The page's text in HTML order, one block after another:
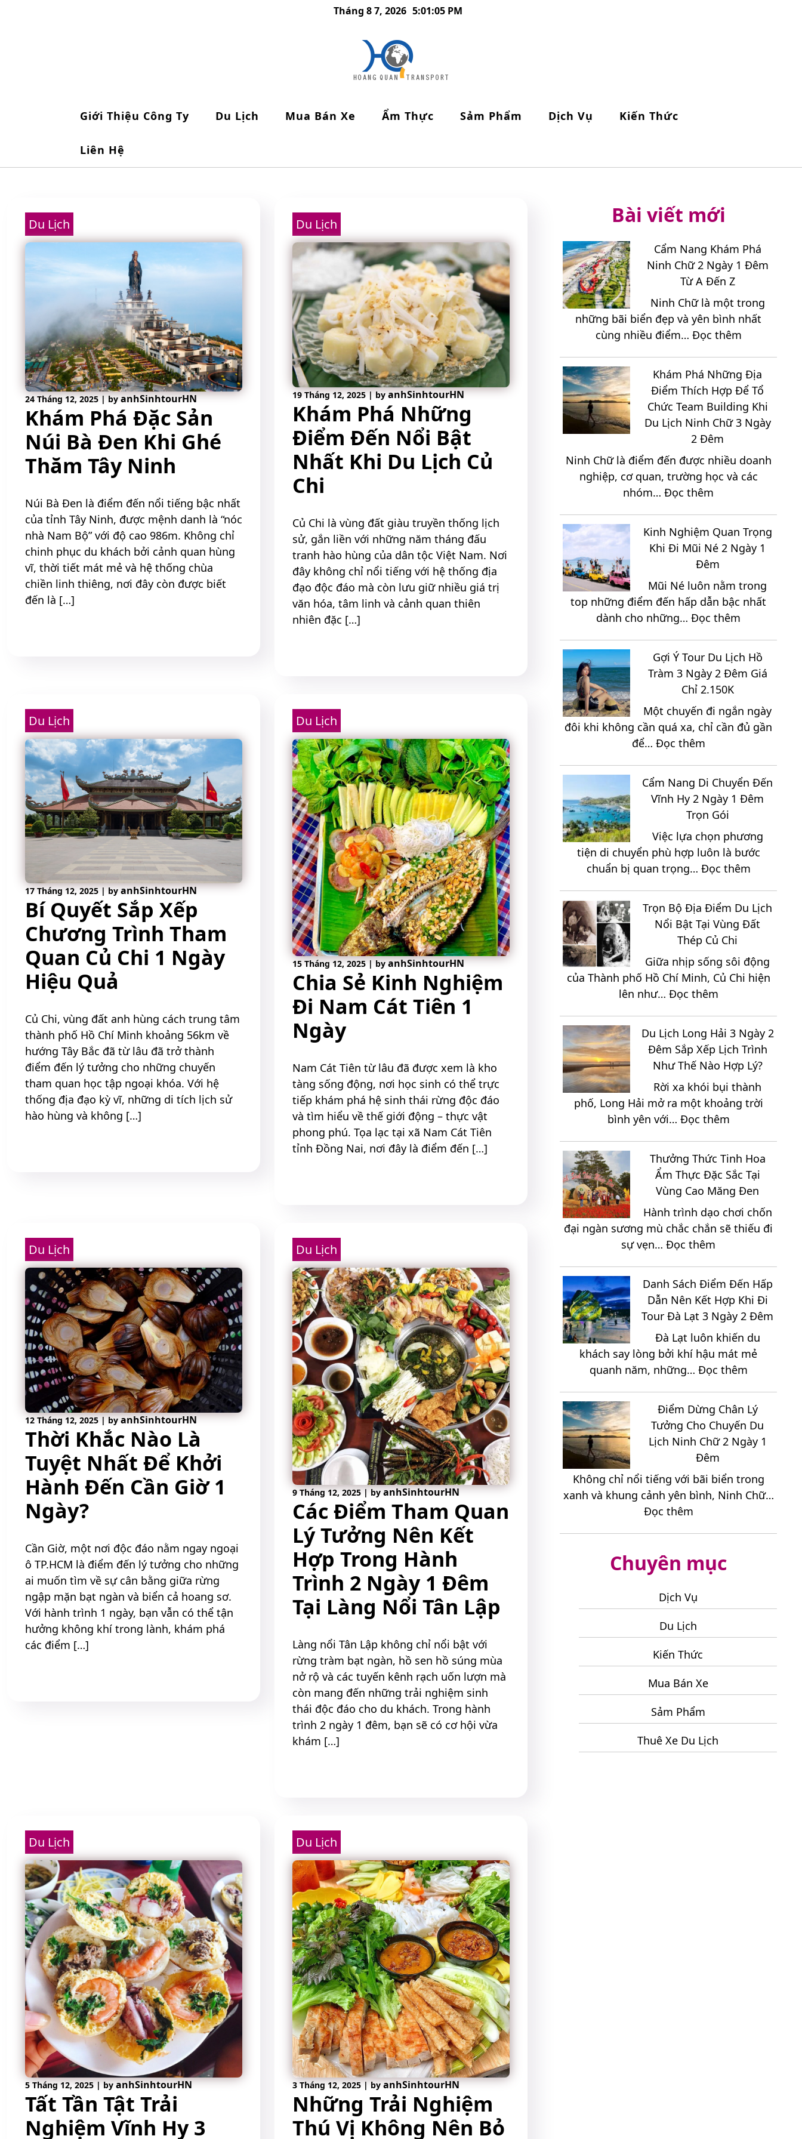
Tháng 8 7, 2026 5:01:06 PM
Giới Thiệu Công Ty Du Lịch Mua Bán Xe Ẩm Thực Sảm Phẩm Dịch Vụ Kiến Thức
Liên Hệ
Du Lịch
24 Tháng 12, 2025 | byanhSinhtourHN
Khám Phá Đặc Sản
Núi Bà Đen Khi Ghé
Thăm Tây Ninh
Núi Bà Đen là điểm đến nổi tiếng bậc nhất
của tỉnh Tây Ninh, được mệnh danh là “nóc
nhà Nam Bộ” với độ cao 986m. Không chỉ
chinh phục du khách bởi cảnh quan hùng
vĩ, thời tiết mát mẻ và hệ thống chùa
chiền linh thiêng, nơi đây còn được biết
đến là […]
Du Lịch
19 Tháng 12, 2025 | byanhSinhtourHN
Khám Phá Những
Điểm Đến Nổi Bật
Nhất Khi Du Lịch Củ
Chi
Củ Chi là vùng đất giàu truyền thống lịch
sử, gắn liền với những năm tháng đấu
tranh hào hùng của dân tộc Việt Nam. Nơi
đây không chỉ nổi tiếng với hệ thống địa
đạo độc đáo mà còn lưu giữ nhiều giá trị
văn hóa, tâm linh và cảnh quan thiên
nhiên đặc […]
Du Lịch
17 Tháng 12, 2025 | byanhSinhtourHN
Bí Quyết Sắp Xếp
Chương Trình Tham
Quan Củ Chi 1 Ngày
Hiệu Quả
Củ Chi, vùng đất anh hùng cách trung tâm
thành phố Hồ Chí Minh khoảng 56km về
hướng Tây Bắc đã từ lâu đã trở thành
điểm đến lý tưởng cho những chuyến
tham quan học tập ngoại khóa. Với hệ
thống địa đạo kỳ vĩ, những di tích lịch sử
hào hùng và không […]
Du Lịch
15 Tháng 12, 2025 | byanhSinhtourHN
Chia Sẻ Kinh Nghiệm
Đi Nam Cát Tiên 1
Ngày
Nam Cát Tiên từ lâu đã được xem là kho
tàng sống động, nơi học sinh có thể trực
tiếp khám phá hệ sinh thái rừng độc đáo
và tìm hiểu về thế giới động – thực vật
phong phú. Tọa lạc tại xã Nam Cát Tiên
tỉnh Đồng Nai, nơi đây là điểm đến […]
Du Lịch
12 Tháng 12, 2025 | byanhSinhtourHN
Thời Khắc Nào Là
Tuyệt Nhất Để Khởi
Hành Đến Cần Giờ 1
Ngày?
Cần Giờ, một nơi độc đáo nằm ngay ngoại
ô TP.HCM là điểm đến lý tưởng cho những
ai muốn tìm về sự cân bằng giữa rừng
ngập mặn bạt ngàn và biển cả hoang sơ.
Với hành trình 1 ngày, bạn vẫn có thể tận
hưởng không khí trong lành, khám phá
các điểm […]
Du Lịch
9 Tháng 12, 2025 | byanhSinhtourHN
Các Điểm Tham Quan
Lý Tưởng Nên Kết
Hợp Trong Hành
Trình 2 Ngày 1 Đêm
Tại Làng Nổi Tân Lập
Làng nổi Tân Lập không chỉ nổi bật với
rừng tràm bạt ngàn, hồ sen hồ súng mùa
nở rộ và các tuyến kênh rạch uốn lượn mà
còn mang đến những trải nghiệm sinh
thái độc đáo cho du khách. Trong hành
trình 2 ngày 1 đêm, bạn sẽ có cơ hội vừa
khám […]
Du Lịch
5 Tháng 12, 2025 | byanhSinhtourHN
Tất Tần Tật Trải
Nghiệm Vĩnh Hy 3
Du Lịch
3 Tháng 12, 2025 | byanhSinhtourHN
Những Trải Nghiệm
Thú Vị Không Nên Bỏ
Bài viết mới
Cẩm Nang Khám Phá
Ninh Chữ 2 Ngày 1 Đêm
Từ A Đến Z
Ninh Chữ là một trong
những bãi biển đẹp và yên bình nhất
cùng nhiều điểm… Đọc thêm:
Nang
Khám
Phá
Ninh
Chữ
Ngày
1
Từ
A
Đến
Khám Phá Những Địa
Điểm Thích Hợp Để Tổ
Chức Team Building Khi
Du Lịch Ninh Chữ 3 Ngày
2 Đêm
Ninh Chữ là điểm đến được nhiều doanh
nghiệp, cơ quan, trường học và các
nhóm… Đọc thêm
Những
Địa
Điểm
Thích
Hợp
Để
Tổ
Chức
Team
Building
Du
Lịch
Chữ
3
Ngày
2
Đêm
Kinh Nghiệm Quan Trọng
Khi Đi Mũi Né 2 Ngày 1
Đêm
Mũi Né luôn nằm trong
top những điểm đến hấp dẫn bậc nhất
dành cho những… Đọc thêm
Nghiệm
Quan
Trọng
Đi
Mũi
2
Ngày
1
Gợi Ý Tour Du Lịch Hồ
Tràm 3 Ngày 2 Đêm Giá
Chỉ 2.150K
Một chuyến đi ngắn ngày
đôi khi không cần quá xa, chỉ cần đủ gần
để… Đọc thêm:
Ý
Tour
Du
Lịch
Hồ
Tràm
3
Ngày
2
Đêm
Giá
2.150K
Cẩm Nang Di Chuyển Đến
Vĩnh Hy 2 Ngày 1 Đêm
Trọn Gói
Việc lựa chọn phương
tiện di chuyển phù hợp luôn là bước
chuẩn bị quan trọng… Đọc thêm:
Nang
Di
Chuyển
Vĩnh
Hy
Ngày
1
Đêm
Trọn
Trọn Bộ Địa Điểm Du Lịch
Nổi Bật Tại Vùng Đất
Thép Củ Chi
Giữa nhịp sống sôi động
của Thành phố Hồ Chí Minh, Củ Chi hiện
lên như… Đọc thêm:
Bộ
Địa
Điểm
Du
Lịch
Nổi
Bật
Tại
Vùng
Đất
Thép
Chi
Du Lịch Long Hải 3 Ngày 2
Đêm Sắp Xếp Lịch Trình
Như Thế Nào Hợp Lý?
Rời xa khói bụi thành
phố, Long Hải mở ra một khoảng trời
bình yên với… Đọc thêm:
Lịch
Long
Hải
3
Ngày
2
Sắp
Xếp
Lịch
Trình
Thế
Nào
Hợp
Lý?
Thưởng Thức Tinh Hoa
Ẩm Thực Đặc Sắc Tại
Vùng Cao Măng Đen
Hành trình dạo chơi chốn
đại ngàn sương mù chắc chắn sẽ thiếu đi
sự vẹn… Đọc thêm
Thức
Tinh
Hoa
Ẩm
Thực
Đặc
Sắc
Tại
Vùng
Cao
Măng
Đen
Danh Sách Điểm Đến Hấp
Dẫn Nên Kết Hợp Khi Đi
Tour Đà Lạt 3 Ngày 2 Đêm
Đà Lạt luôn khiến du
khách say lòng bởi khí hậu mát mẻ
quanh năm, những… Đọc thêm:
Sách
Điểm
Đến
Hấp
Nên
Kết
Khi
3
Điểm Dừng Chân Lý
Tưởng Cho Chuyến Du
Lịch Ninh Chữ 2 Ngày 1
Đêm
Không chỉ nổi tiếng với bãi biển trong
xanh và khung cảnh yên bình, Ninh Chữ…
Đọc thêm:
Chân
Lý
Cho
Chuyến
Du
Lịch
Chữ
2
Ngày
1
Đêm
Chuyên mục
Dịch Vụ
Du Lịch
Kiến Thức
Mua Bán Xe
Sảm Phẩm
Thuê Xe Du Lịch